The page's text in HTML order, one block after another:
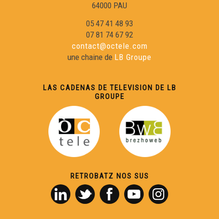
Daniel Cabarry - Las vacas
David Grosclaude - Lo pelegrin de pèira
David Bordes - Los bueus
64000 PAU
05 47 41 48 93
07 81 74 67 92
contact@octele.com
une chaine de LB Groupe
LAS CADENAS DE TELEVISION DE LB
GROUPE
RETROBATZ NOS SUS